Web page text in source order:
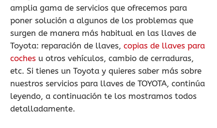
amplia gama de servicios que ofrecemos para
poner solución a algunos de los problemas que
surgen de manera más habitual en las llaves de
Toyota: reparación de llaves, copias de llaves para
coches u otros vehículos, cambio de cerraduras,
etc. Si tienes un Toyota y quieres saber más sobre
nuestros servicios para llaves de TOYOTA, continúa
leyendo, a continuación te los mostramos todos
detalladamente.